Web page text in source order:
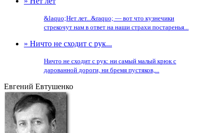
&laquo;Нет лет...&raquo; — вот что кузнечики
стрекочут нам в ответ на наши страхи постаренья...
» Ничто не сходит с рук...
Ничто не сходит с рук: ни самый малый крюк с
дарованной дороги, ни бремя пустяков,...
Евгений Евтушенко